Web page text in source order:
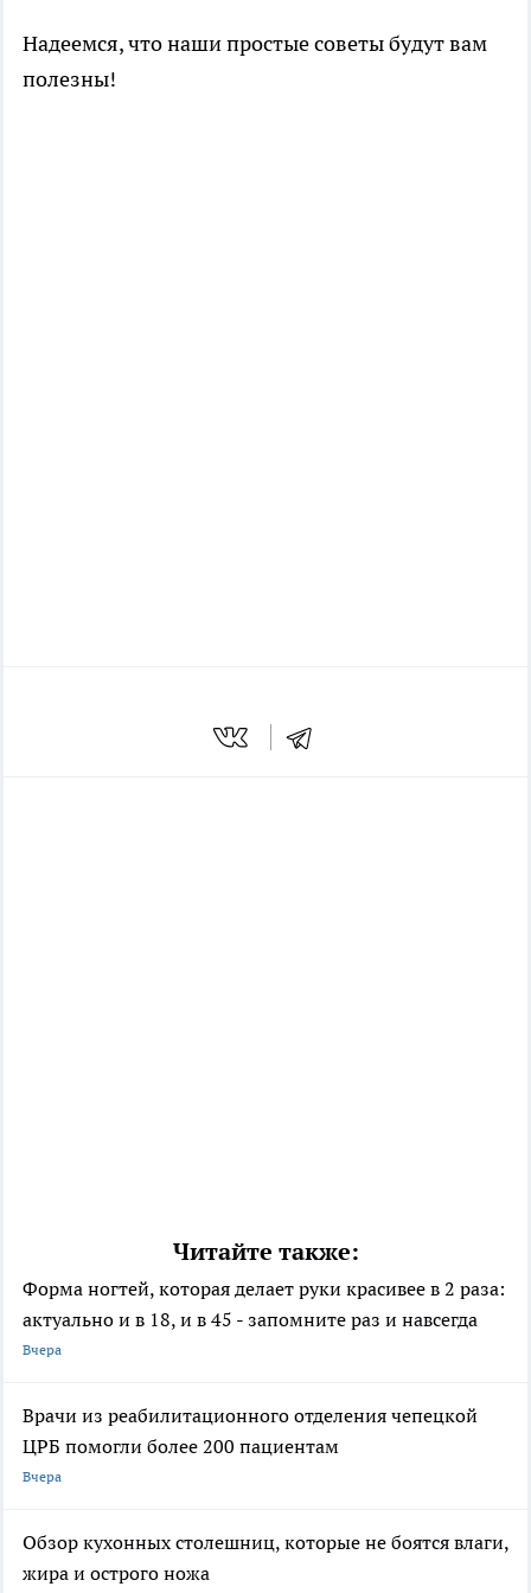
Надеемся, что наши простые советы будут вам
полезны!
Читайте также:
Форма ногтей, которая делает руки красивее в 2 раза:
актуально и в 18, и в 45 - запомните раз и навсегда
Вчера
Врачи из реабилитационного отделения чепецкой
ЦРБ помогли более 200 пациентам
Вчера
Обзор кухонных столешниц, которые не боятся влаги,
жира и острого ножа